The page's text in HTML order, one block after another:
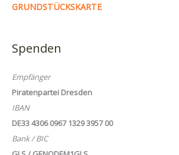
GRUNDSTÜCKSKARTE
Spenden
Empfänger
Piratenpartei Dresden
IBAN
DE33 4306 0967 1329 3957 00
Bank / BIC